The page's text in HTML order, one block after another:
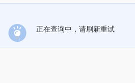
正在查询中，请刷新重试